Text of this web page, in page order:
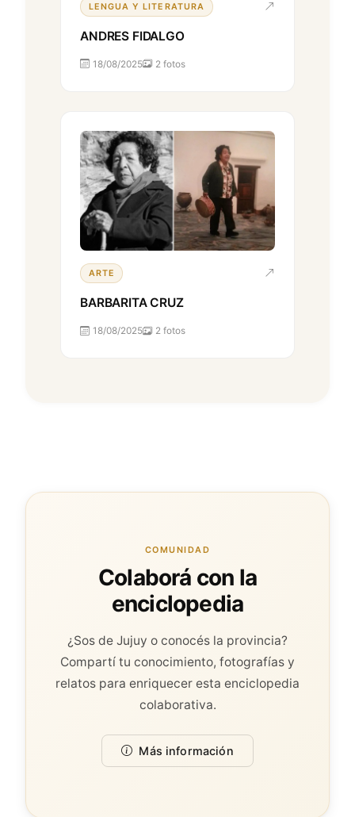
LENGUA Y LITERATURA
ANDRES FIDALGO
18/08/2025 2 fotos
ARTE
BARBARITA CRUZ
18/08/2025 2 fotos
COMUNIDAD
Colaborá con la
enciclopedia
¿Sos de Jujuy o conocés la provincia?
Compartí tu conocimiento, fotografías y
relatos para enriquecer esta enciclopedia
colaborativa.
Más información